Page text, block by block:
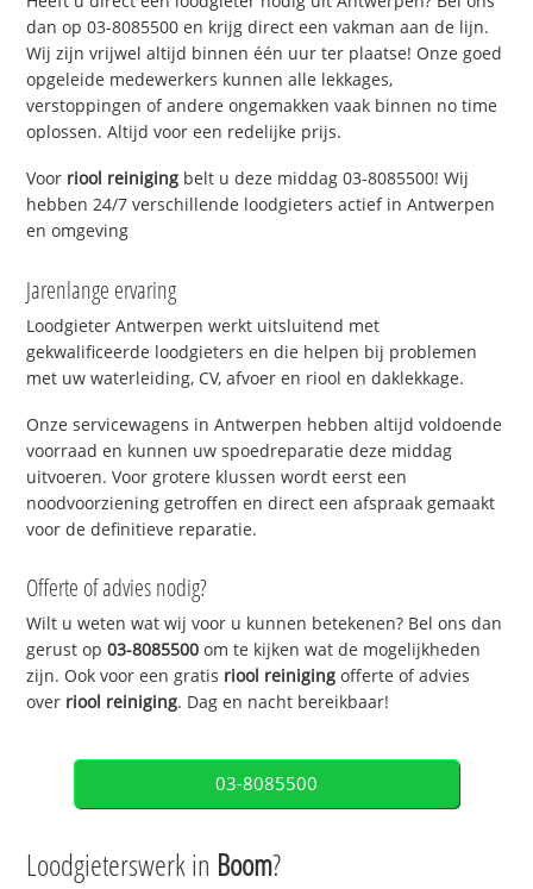
dan op 03-8085500 en krijg direct een vakman aan de lijn.
Wij zijn vrijwel altijd binnen één uur ter plaatse! Onze goed
opgeleide medewerkers kunnen alle lekkages,
verstoppingen of andere ongemakken vaak binnen no time
oplossen. Altijd voor een redelijke prijs.
Voor riool reiniging belt u deze middag 03-8085500! Wij
hebben 24/7 verschillende loodgieters actief in Antwerpen
en omgeving
Jarenlange ervaring
Loodgieter Antwerpen werkt uitsluitend met
gekwalificeerde loodgieters en die helpen bij problemen
met uw waterleiding, CV, afvoer en riool en daklekkage.
Onze servicewagens in Antwerpen hebben altijd voldoende
voorraad en kunnen uw spoedreparatie deze middag
uitvoeren. Voor grotere klussen wordt eerst een
noodvoorziening getroffen en direct een afspraak gemaakt
voor de definitieve reparatie.
Offerte of advies nodig?
Wilt u weten wat wij voor u kunnen betekenen? Bel ons dan
gerust op03-8085500 om te kijken wat de mogelijkheden
zijn. Ook voor een gratis riool reiniging offerte of advies
over riool reiniging. Dag en nacht bereikbaar!
03-8085500
Loodgieterswerk in Boom?